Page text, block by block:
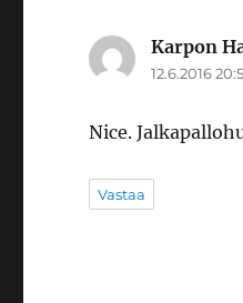
Karpon
12.6.2016
Nice.
Vastaa